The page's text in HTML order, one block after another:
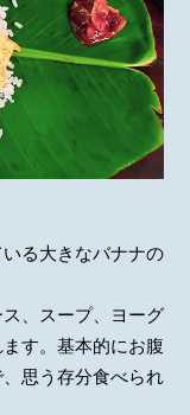
る大きなバナナの
、スープ、ヨーグ
す。基本的にお腹
思う存分食べられ